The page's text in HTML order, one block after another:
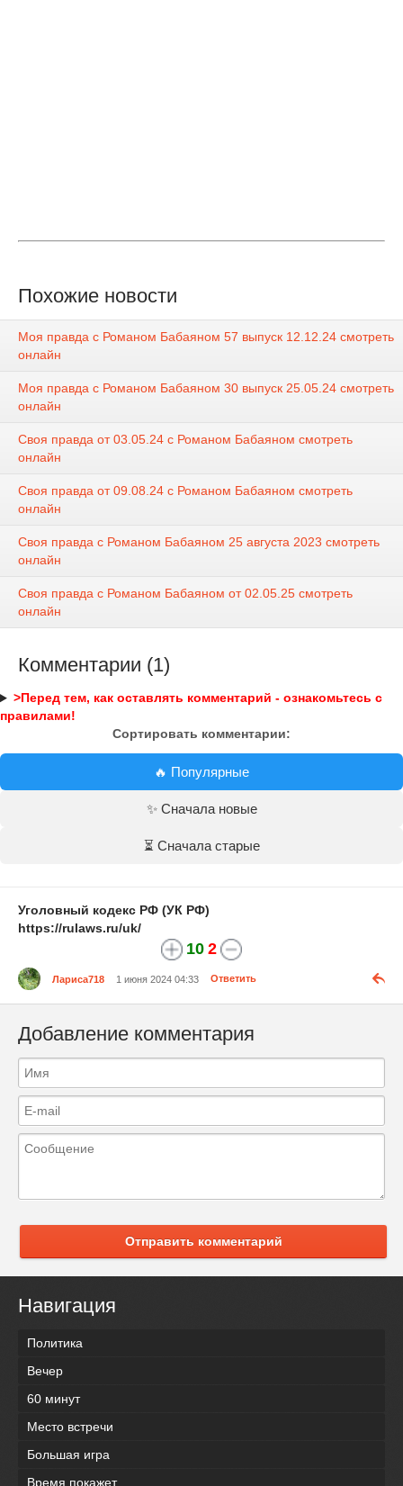
Похожие новости
Моя правда с Романом Бабаяном 57 выпуск 12.12.24 смотреть
онлайн
Моя правда с Романом Бабаяном 30 выпуск 25.05.24 смотреть
онлайн
Своя правда от 03.05.24 с Романом Бабаяном смотреть
онлайн
Своя правда от 09.08.24 с Романом Бабаяном смотреть
онлайн
Своя правда с Романом Бабаяном 25 августа 2023 смотреть
онлайн
Своя правда с Романом Бабаяном от 02.05.25 смотреть
онлайн
Комментарии (1)
>Перед тем, как оставлять комментарий - ознакомьтесь с
правилами!
Сортировать комментарии:
🔥 Популярные
✨ Сначала новые
⏳ Сначала старые
Уголовный кодекс РФ (УК РФ)
https://rulaws.ru/uk/
10 2
Лариса718 1 июня 2024 04:33 Ответить
Добавление комментария
Отправить комментарий
Навигация
Политика
Вечер
60 минут
Место встречи
Большая игра
Время покажет